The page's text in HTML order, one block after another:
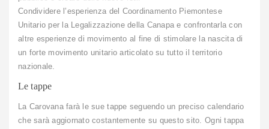
Condividere l’esperienza del Coordinamento Piemontese
Unitario per la Legalizzazione della Canapa e confrontarla con
altre esperienze di movimento al fine di stimolare la nascita di
un forte movimento unitario articolato su tutto il territorio
nazionale.
Le tappe
La Carovana farà le sue tappe seguendo un preciso calendario
che sarà aggiornato costantemente su questo sito. Ogni tappa